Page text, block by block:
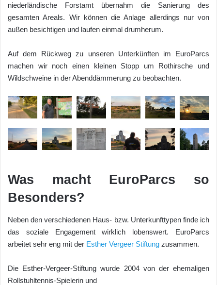
niederländische Forstamt übernahm die Sanierung des
gesamten Areals. Wir können die Anlage allerdings nur von
außen besichtigen und laufen einmal drumherum.
Auf dem Rückweg zu unseren Unterkünften im EuroParcs
machen wir noch einen kleinen Stopp um Rothirsche und
Wildschweine in der Abenddämmerung zu beobachten.
Was macht EuroParcs so
Besonders?
Neben den verschiedenen Haus- bzw. Unterkunfttypen finde ich
das soziale Engagement wirklich lobenswert. EuroParcs
arbeitet sehr eng mit der Esther Vergeer Stiftung zusammen.
Die Esther-Vergeer-Stiftung wurde 2004 von der ehemaligen
Rollstuhltennis-Spielerin und